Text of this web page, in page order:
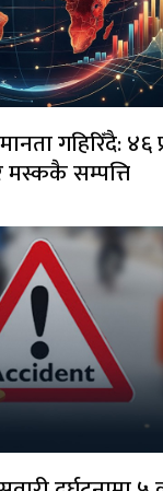
गहिरिँदै: ४६
सम्पत्ति